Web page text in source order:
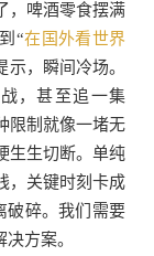
，啤酒零食摆满
“在国外看世界
示，瞬间冷场。
，甚至追一集
限制就像一堵无
生生切断。单纯
，关键时刻卡成
破碎。我们需要
方案。